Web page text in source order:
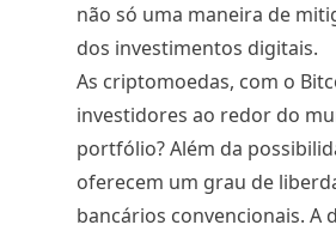
não só uma maneira de
dos investimentos digitais.
As criptomoedas, com o
investidores ao redor do
portfólio? Além da
oferecem um grau de
bancários convencionais. A